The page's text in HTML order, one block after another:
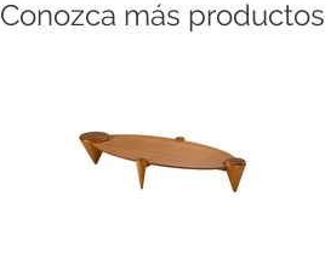
Conozca más productos